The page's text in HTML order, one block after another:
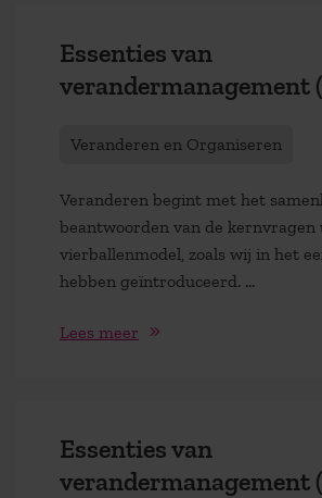
Essenties van
verandermanagement
Veranderen en Organiseren
Veranderen begint met het
beantwoorden van de
vierballenmodel, zoals wij in het
hebben geïntroduceerd. …
Lees meer
Essenties van
verandermanagement